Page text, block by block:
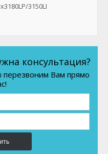
3150LI
консультация?
Вам прямо